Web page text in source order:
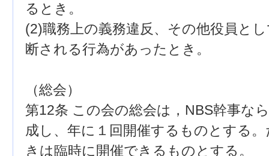
るとき。
(2)職務上の義務違反、その他役員と
断される行為があったとき。
（総会）
第12条 この会の総会は，NBS幹事な
成し、年に１回開催するものとする
きは臨時に開催できるものとする。